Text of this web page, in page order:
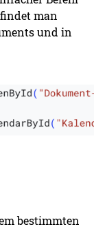
man
und in
bestimmten